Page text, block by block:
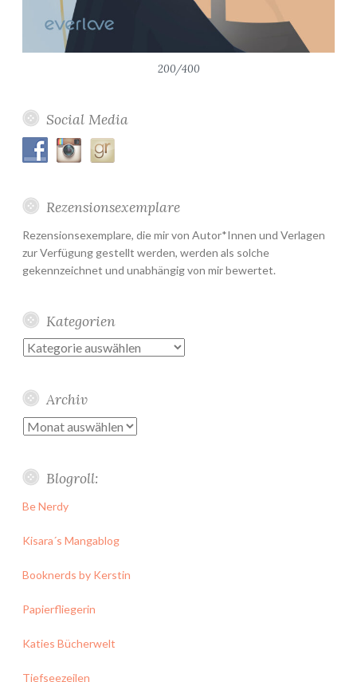
200/400
Social Media
Rezensionsexemplare
Rezensionsexemplare, die mir von Autor*Innen und Verlagen
zur Verfügung gestellt werden, werden als solche
gekennzeichnet und unabhängig von mir bewertet.
Kategorien
Kategorien
Archiv
Archiv
Blogroll:
Be Nerdy
Kisara´s Mangablog
Booknerds by Kerstin
Papierfliegerin
Katies Bücherwelt
Tiefseezeilen